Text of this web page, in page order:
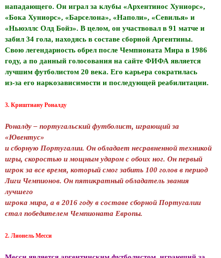
нападающего. Он играл за клубы «Архентинос Хуниорс»,
«Бока Хуниорс», «Барселона», «Наполи», «Севилья» и
«Ньюэллс Олд Бойз». В целом, он участвовал в 91 матче и
забил 34 гола, находясь в составе сборной Аргентины.
Свою легендарность обрел после Чемпионата Мира в 1986
году, а по данный голосования на сайте ФИФА является
лучшим футболистом 20 века. Его карьера сократилась
из-за его наркозависимости и последующей реабилитации.
3. Криштиану Роналду
Роналду – португальский футболист, играющий за
«Ювентус»
и сборную Португалии. Он обладает несравненной техникой
игры, скоростью и мощным ударом с обоих ног. Он первый
игрок за все время, который смог забить 100 голов в период
Лиги Чемпионов. Он пятикратный обладатель звания
лучшего
игрока мира, а в 2016 году в составе сборной Португалии
стал победителем Чемпионата Европы.
2. Лионель Месси